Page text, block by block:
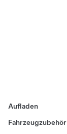
Aufladen
Fahrzeugzubehör